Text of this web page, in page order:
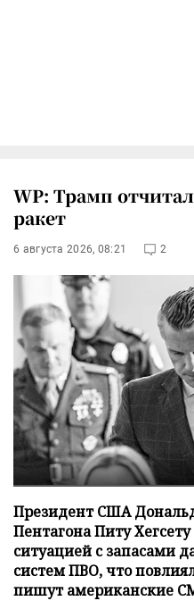
WP: Трамп отчитал
ракет
6 августа 2026, 08:21 2
Президент США
Пентагона Питу
ситуацией с запасами
систем ПВО, что
пишут американские